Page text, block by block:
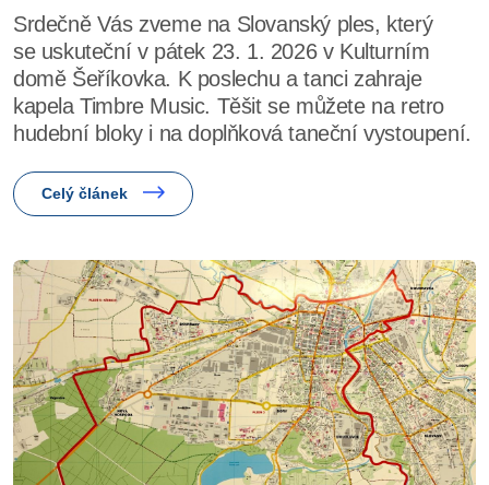
Srdečně Vás zveme na Slovanský ples, který
se uskuteční v pátek 23. 1. 2026 v Kulturním
domě Šeříkovka. K poslechu a tanci zahraje
kapela Timbre Music. Těšit se můžete na retro
hudební bloky i na doplňková taneční vystoupení.
Celý článek